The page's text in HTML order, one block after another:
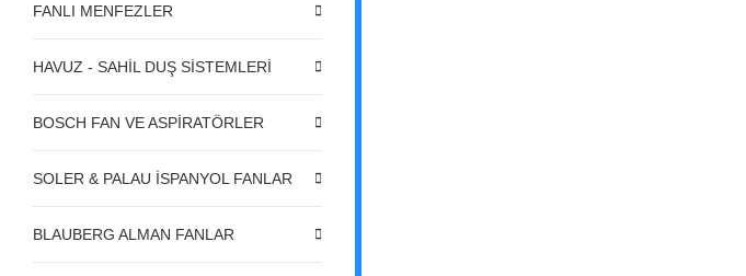
FANLI MENFEZLER
HAVUZ - SAHİL DUŞ SİSTEMLERİ
BOSCH FAN VE ASPİRATÖRLER
SOLER & PALAU İSPANYOL FANLAR
BLAUBERG ALMAN FANLAR